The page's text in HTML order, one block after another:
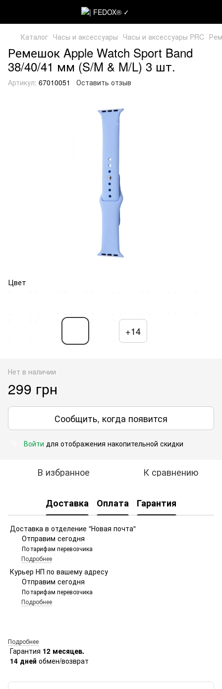
Каталог Часы и аксессуары Часы и аксессуары PRC
Ремешок Apple Watch Sport Band
38/40/41 мм (S/M & M/L) 3 шт.
Артикул: 67010051 Оставить отзыв
Цвет
+14
Нет в наличии
299 грн
Сообщить, когда появится
Войти для отображения накопительной скидки
В избранное К сравнению
Доставка Оплата Гарантия
Доставка в отделение "Новая почта"
Отправим сегодня
По тарифам перевозчика
Подробнее
Курьер НП по вашему адресу
Отправим сегодня
По тарифам перевозчика
Подробнее
Подробнее
Гарантия 12 месяцев.
14 дней обмен/возврат